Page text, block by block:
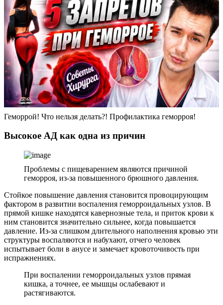
Геморрой! Что нельзя делать?! Профилактика геморроя!
Высокое АД как одна из причин
Проблемы с пищеварением являются причиной
геморроя, из-за повышенного брюшного давления.
Стойкое повышение давления становится провоцирующим
фактором в развитии воспаления геморроидальных узлов. В
прямой кишке находятся кавернозные тела, и приток крови к
ним становится значительно сильнее, когда повышается
давление. Из-за слишком длительного наполнения кровью эти
структуры воспаляются и набухают, отчего человек
испытывает боли в анусе и замечает кровоточивость при
испражнениях.
При воспалении геморроидальных узлов прямая
кишка, а точнее, ее мышцы ослабевают и
растягиваются.